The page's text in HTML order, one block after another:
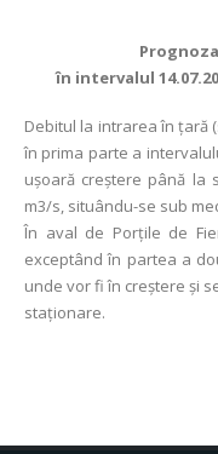
în intervalul
Debitul la intrarea în ţară
în prima parte a
ușoară creștere până la
m3/s, situându-se sub
În aval de Porţile de
exceptând în partea a
unde vor fi în creștere și
staționare.